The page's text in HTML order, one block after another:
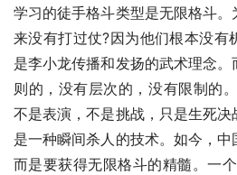
学习的徒手格斗类型是无限格斗
来没有打过仗?因为他们根本没有
是李小龙传播和发扬的武术理念
则的，没有层次的，没有限制的
不是表演，不是挑战，只是生死
是一种瞬间杀人的技术。如今，中
而是要获得无限格斗的精髓。一